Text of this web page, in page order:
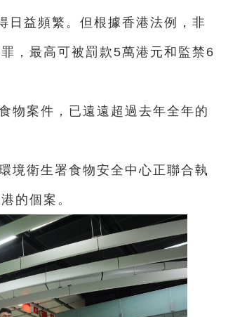
日益頻繁。但根據香港法例，非
，最高可被罰款5萬港元和監禁6
物案件，已遠遠超過去年全年的
境衛生署食物安全中心正聯合執
的個案。